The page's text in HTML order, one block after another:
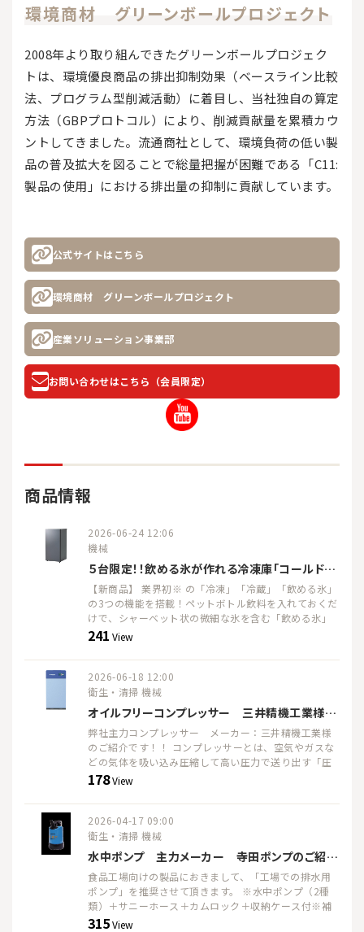
環境商材 グリーンボールプロジェクト
2008年より取り組んできたグリーンボールプロジェク
トは、環境優良商品の排出抑制効果（ベースライン比較
法、プログラム型削減活動）に着目し、当社独自の算定
方法（GBPプロトコル）により、削減貢献量を累積カウ
ントしてきました。流通商社として、環境負荷の低い製
品の普及拡大を図ることで総量把握が困難である「C11:
製品の使用」における排出量の抑制に貢献しています。
公式サイトはこちら
環境商材 グリーンボールプロジェクト
産業ソリューション事業部
お問い合わせはこちら（会員限定）
商品情報
2026-06-24 12:06
機械
５台限定！！飲める氷が作れる冷凍庫「コールドマジック」の紹介です！！
【新商品】 業界初※ の「冷凍」「冷蔵」「飲める氷」
の3つの機能を搭載！ペットボトル飲料を入れておくだ
けで、シャーベット状の微細な氷を含む「飲める氷」
を手軽に作れる冷凍庫です。 今期完売ですが、５台の
241 View
2026-06-18 12:00
衛生・清掃 機械
オイルフリーコンプレッサー 三井精機工業様の紹介です！！
弊社主力コンプレッサー メーカー：三井精機工業様
のご紹介です！！ コンプレッサーとは、空気やガスな
どの気体を吸い込み圧縮して高い圧力で送り出す「圧
縮機」であり 工場設備などで圧縮空気や冷媒を供給す
使用しないオイルフリーコンプレッサーを導入される
ケースが多々あり、 その中でも新商品：オイルを一切
使用しないクリーンエアのスクロールコンプレッサ
Ｄ－ESCALを紹介させていただきます。
178View
2026-04-17 09:00
衛生・清掃 機械
水中ポンプ 主力メーカー 寺田ポンプのご紹介です！！
食品工場向けの製品におきまして、「工場での排水用
ポンプ」を推奨させて頂きます。 ※水中ポンプ（2種
類）＋サニーホース＋カムロック＋収納ケース付※補
足：レバー式カップリング、サニーホース20ｍ、収納
315View